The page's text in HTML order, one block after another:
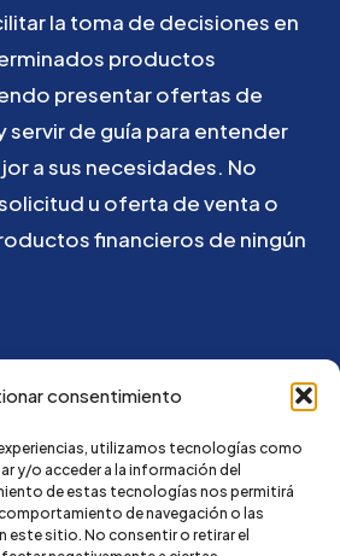
consentimiento
utilizamos tecnologías como
y/o acceder a la información del
de estas tecnologías nos permitirá
de navegación o las
este sitio. No consentir o retirar el
la toma de decisiones en
productos
presentarofertas de
servirde guía para entender
asus necesidades. No
u oferta deventa o
financieros de ningún
contacto con nosotros